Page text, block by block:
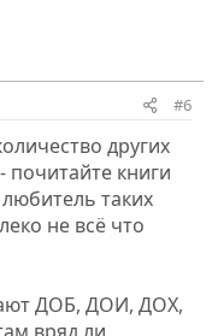
#6
других
почитайте книги
таких
не всё что
ДОБ, ДОИ, ДОХ,